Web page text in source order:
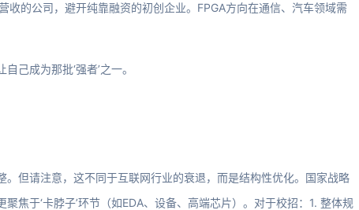
的公司，避开纯靠融资的初创企业。FPGA方向在通信、汽车领域需
己成为那批‘强者’之一。
但请注意，这不同于互联网行业的衰退，而是结构性优化。国家战略
焦于‘卡脖子’环节（如EDA、设备、高端芯片）。对于校招：1. 整体规